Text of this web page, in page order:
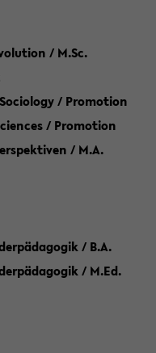
/ M.Sc.
/ Promotion
/ Promotion
/ M.A.
/ B.A.
/ M.Ed.